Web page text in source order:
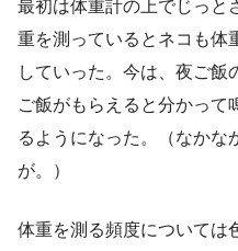
最初は体重計の上でじっと
重を測っているとネコも
していった。今は、夜ご飯
ご飯がもらえると分かって
るようになった。（なかな
が。）
体重を測る頻度については